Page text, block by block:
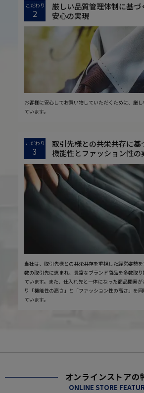
こだわり
2
厳しい品質管理体制に基づ
安心の実現
お客様に安心してお買い物していただくために、厳
ています。
こだわり
3
取引先様との共栄共存に基
機能性とファッション性の
当社は、取引先様との共栄共存を重視した経営姿勢
数の取引先に恵まれ、豊富なブランド商品を多数取
ています。また、仕入れ先と一体になった商品開発
り「機能性の高さ」と「ファッション性の高さ」を
ています。
オンラインストアの
ONLINE STORE